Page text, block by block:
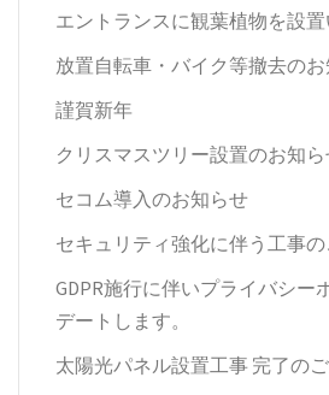
エントランスに観葉植物を設置
放置自転車・バイク等撤去の
謹賀新年
クリスマスツリー設置のお知
セコム導入のお知らせ
セキュリティ強化に伴う工事
GDPR施行に伴いプライバシー
デートします。
太陽光パネル設置工事 完了の